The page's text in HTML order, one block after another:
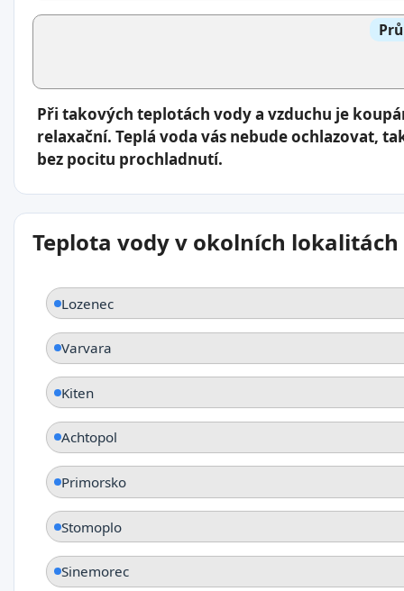
Při takových teplotách vody a vzduchu je
relaxační. Teplá voda vás nebude ochlazovat,
bez pocitu prochladnutí.
Teplota vody v okolních lokalitách
Lozenec
Varvara
Kiten
Achtopol
Primorsko
Stomoplo
Sinemorec